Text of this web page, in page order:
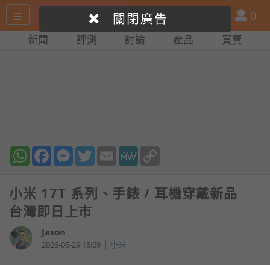
尋
產
品
比
會
員
0
新聞 評測 討論 產品 買賣
WhatsAppFacebookMessenger
TwitterEmail MeWe
小米 17T 系列、手錶 / 耳機穿戴新品
台灣即日上市
Jason
2026-05-29 15:09 | 小米
關閉廣告